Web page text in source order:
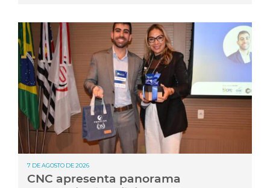
7 DE AGOSTO DE 2026
CNC apresenta panorama